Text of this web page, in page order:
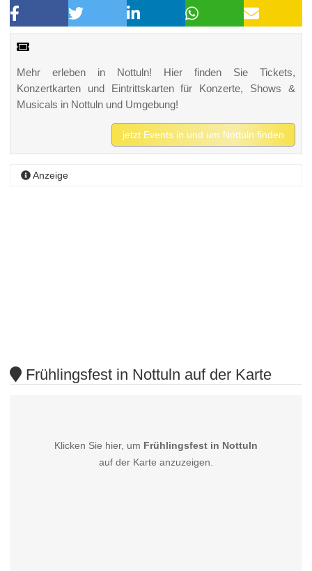
Mehr erleben in Nottuln! Hier finden Sie Tickets,
Konzertkarten und Eintrittskarten für Konzerte, Shows &
Musicals in Nottuln und Umgebung!
jetzt Events in und um Nottuln finden
Anzeige
Frühlingsfest in Nottuln auf der Karte
Klicken Sie hier, um Frühlingsfest in Nottuln
auf der Karte anzuzeigen.